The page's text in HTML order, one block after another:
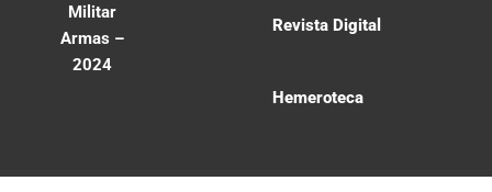
Militar
Armas –
2024
Revista Digital
Hemeroteca